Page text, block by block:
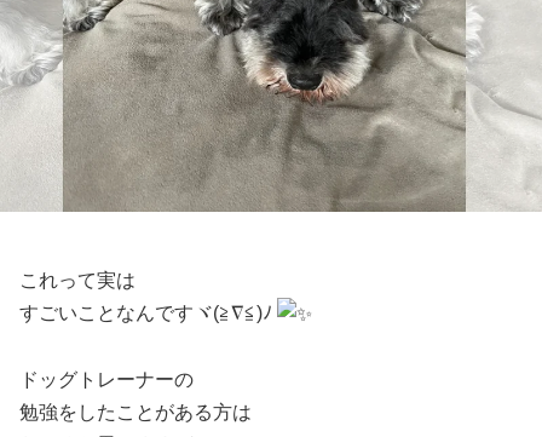
これって実は
すごいことなんですヾ(≧∇≦)ﾉ
ドッグトレーナーの
勉強をしたことがある方は